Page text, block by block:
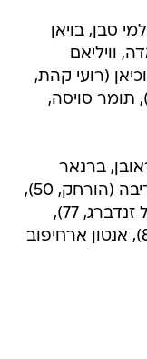
סבן, בויאן
וויליאם
(רועי קהת,
77), ניקולאס פלצ'וק (דיא סבע, 64), תומר סויסה,
ברנאר
אוננגה, טל חן, טל מעבי, ג'יבריל סידיבה (הורחק, 50),
עומר בוקסנבוים, אופיר חמו (מיכאל זנדברג, 77),
ישראל זגורי (ארתור אטצזיאנוב, 86), אנטון ארחיפוב